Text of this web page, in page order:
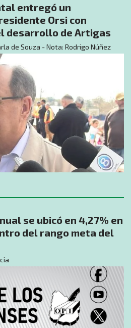
entregó un
Orsi con
desarrollo de Artigas
de Souza - Nota: Rodrigo Núñez
se ubicó en 4,27% en
del rango meta del